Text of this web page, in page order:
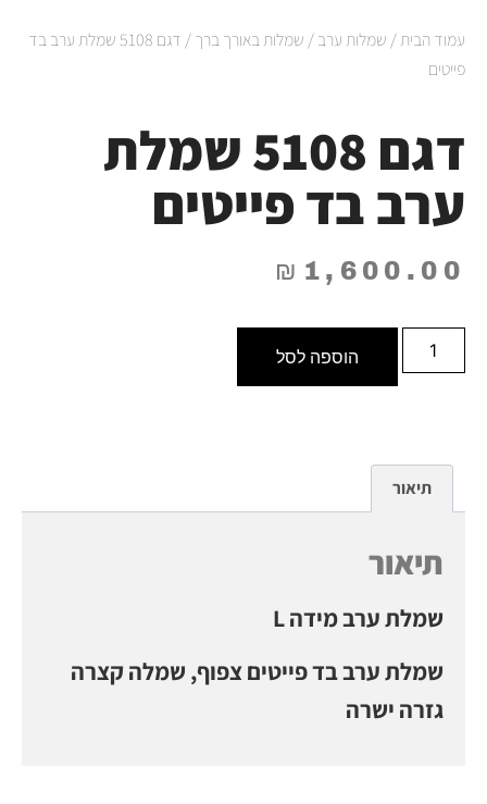
עמוד הבית/ שמלות ערב/ שמלות באורך ברך
/ דגם 5108 שמלת ערב בד
פייטים
דגם 5108 שמלת
ערב בד פייטים
₪ 1,600.00
הוספה לסל
תיאור
תיאור
שמלת ערב מידה L
שמלת ערב בד פייטים צפוף, שמלה קצרה
גזרה ישרה